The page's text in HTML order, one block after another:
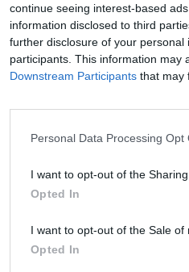
continue seeing interest-based
information disclosed to third
further disclosure of your personal
participants. This information may
Downstream Participants that may
Personal Data Processing Opt
I want to opt-out of the
Opted In
I want to opt-out of the Sale of
Opted In
3 di 8
Allievi sarà celebrato con la